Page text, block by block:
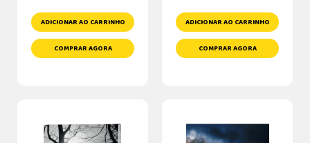
ADICIONAR AO CARRINHO
COMPRAR AGORA
ADICIONAR AO CARRINHO
COMPRAR AGORA